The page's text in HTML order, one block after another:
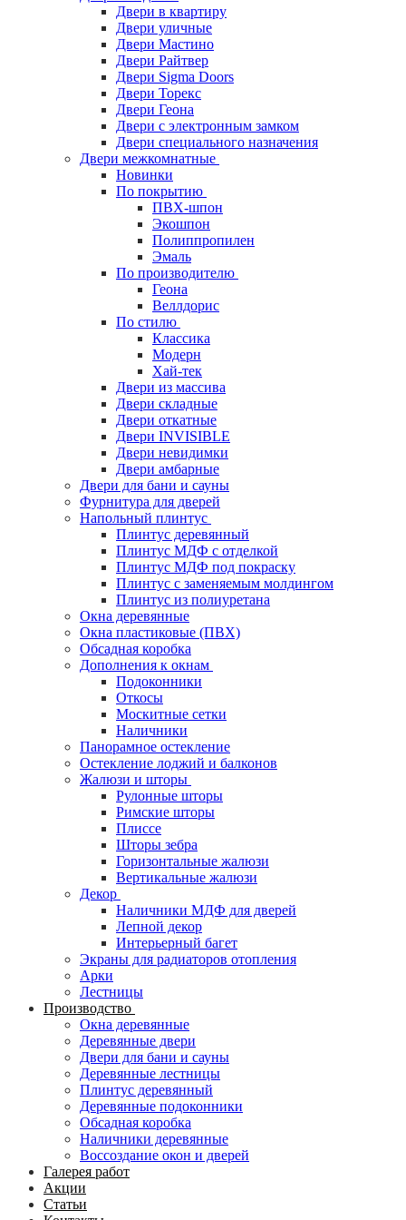
Двери в квартиру
Двери уличные
Двери Мастино
Двери Райтвер
Двери Sigma Doors
Двери Торекс
Двери Геона
Двери с электронным замком
Двери специального назначения
Двери межкомнатные
Новинки
По покрытию
ПВХ-шпон
Экошпон
Полиппропилен
Эмаль
По производителю
Геона
Веллдорис
По стилю
Классика
Модерн
Хай-тек
Двери из массива
Двери складные
Двери откатные
Двери INVISIBLE
Двери невидимки
Двери амбарные
Двери для бани и сауны
Фурнитура для дверей
Напольный плинтус
Плинтус деревянный
Плинтус МДФ с отделкой
Плинтус МДФ под покраску
Плинтус с заменяемым молдингом
Плинтус из полиуретана
Окна деревянные
Окна пластиковые (ПВХ)
Обсадная коробка
Дополнения к окнам
Подоконники
Откосы
Москитные сетки
Наличники
Панорамное остекление
Остекление лоджий и балконов
Жалюзи и шторы
Рулонные шторы
Римские шторы
Плиссе
Шторы зебра
Горизонтальные жалюзи
Вертикальные жалюзи
Декор
Наличники МДФ для дверей
Лепной декор
Интерьерный багет
Экраны для радиаторов отопления
Арки
Лестницы
Производство
Окна деревянные
Деревянные двери
Двери для бани и сауны
Деревянные лестницы
Плинтус деревянный
Деревянные подоконники
Обсадная коробка
Наличники деревянные
Воссоздание окон и дверей
Галерея работ
Акции
Статьи